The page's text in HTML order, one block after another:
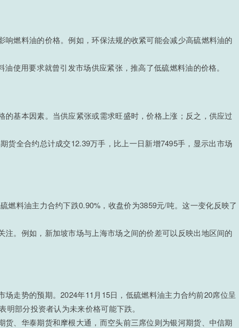
响燃料油的价格。例如，环保法规的收紧可能会减少高硫燃料油的
使用要求就曾引发市场供应紧张，推高了低硫燃料油的价格。
的基本因素。当供应紧张或需求旺盛时，价格上涨；反之，供应过
货全合约总计成交12.39万手，比上一日新增7495手，显示出市场
燃料油主力合约下跌0.90%，收盘价为3859元/吨。这一变化反映了
注。例如，新加坡市场与上海市场之间的价差可以反映出地区间的
场走势的预期。2024年11月15日，低硫燃料油主力合约前20席位呈
部分投资者认为未来价格可能下跌。
货、华泰期货和摩根大通，而空头前三席位则为银河期货、中信期